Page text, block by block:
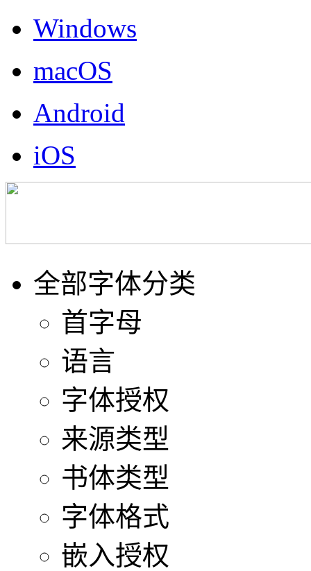
Windows
macOS
Android
iOS
全部字体分类
首字母
语言
字体授权
来源类型
书体类型
字体格式
嵌入授权